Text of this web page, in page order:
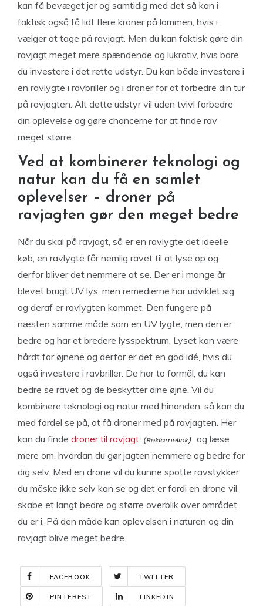
kan få bevæget jer og samtidig med det så kan i
faktisk også få lidt flere kroner på lommen, hvis i
vælger at tage på ravjagt. Men du kan faktisk gøre din
ravjagt meget mere spændende og lukrativ, hvis bare
du investere i det rette udstyr. Du kan både investere i
en ravlygte i ravbriller og i droner for at forbedre din tur
på ravjagten. Alt dette udstyr vil uden tvivl forbedre
din oplevelse og gøre chancerne for at finde rav
meget større.
Ved at kombinerer teknologi og
natur kan du få en samlet
oplevelser – droner på
ravjagten gør den meget bedre
Når du skal på ravjagt, så er en ravlygte det ideelle
køb, en ravlygte får nemlig ravet til at lyse op og
derfor bliver det nemmere at se. Der er i mange år
blevet brugt UV lys, men remedierne har udviklet sig
og deraf er ravlygten kommet. Den fungere på
næsten samme måde som en UV lygte, men den er
bedre og har et bredere lysspektrum. Lyset kan være
hårdt for øjnene og derfor er det en god idé, hvis du
også investere i ravbriller. De har to formål, du kan
bedre se ravet og de beskytter dine øjne. Vil du
kombinere teknologi og natur med hinanden, så kan du
med fordel se på, at få droner med på ravjagten. Her
kan du finde droner til ravjagt
og læse
mere om, hvordan du gør jagten nemmere og bedre for
dig selv. Med en drone vil du kunne spotte ravstykker
du måske ikke selv kan se og det er fordi en drone vil
skabe et langt bedre og større overblik over området
du er i. På den måde kan oplevelsen i naturen og din
ravjagt blive meget bedre.
FACEBOOK TWITTER
PINTEREST LINKEDIN